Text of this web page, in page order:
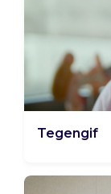
Tegengif